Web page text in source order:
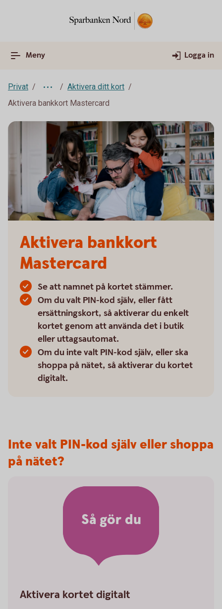
Meny Logga in
Privat
Aktivera ditt kort
Aktivera bankkort Mastercard
Aktivera bankkort
Mastercard
Se att namnet på kortet stämmer.
Om du valt PIN-kod själv, eller fått
ersättningskort, så aktiverar du enkelt
kortet genom att använda det i butik
eller uttagsautomat.
Om du inte valt PIN-kod själv, eller ska
shoppa på nätet, så aktiverar du kortet
digitalt.
Inte valt PIN-kod själv eller shoppa
på nätet?
Så gör du
Aktivera kortet digitalt